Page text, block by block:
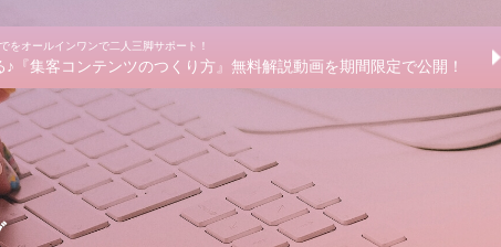
をオールインワンで二人三脚サポート！
『集客コンテンツのつくり方』無料解説動画を期間限定で公開！